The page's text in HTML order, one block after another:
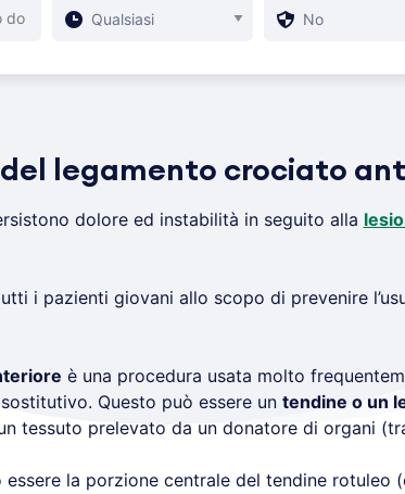
del legamento crociato
dolore ed instabilità in seguito alla
i pazienti giovani allo scopo di prevenire
è una procedura usata molto
Questo può essere un tendine o un
tessuto prelevato da un donatore di organi
la porzione centrale del tendine rotuleo